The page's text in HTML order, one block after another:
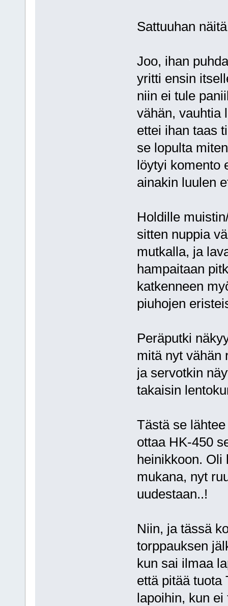
Sattuuhan
Joo, ihan
yritti ensin
niin ei tule
vähän, vauhtia
ettei ihan taas
se lopulta
löytyi komento
ainakin luulen
Holdille
sitten nuppia
mutkalla, ja
hampaitaan
katkenneen
piuhojen
Peräputki
mitä nyt vähän
ja servotkin
takaisin
Tästä se
ottaa HK-450
heinikkoon. Oli
mukana, nyt
uudestaan..!
Niin, ja tässä
torppauksen
kun sai ilmaa
että pitää tuota
lapoihin, kun